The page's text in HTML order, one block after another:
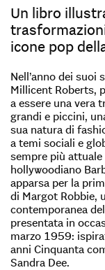
Un libro
icone pop
Nell’anno dei
Millicent Roberts,
a essere una vera
grandi e piccini,
sua natura di
a temi sociali e
sempre più attuale
hollywoodiano
apparsa per la
di Margot Robbie,
contemporanea
presentata in
marzo 1959:
anni Cinquanta
Sandra Dee.